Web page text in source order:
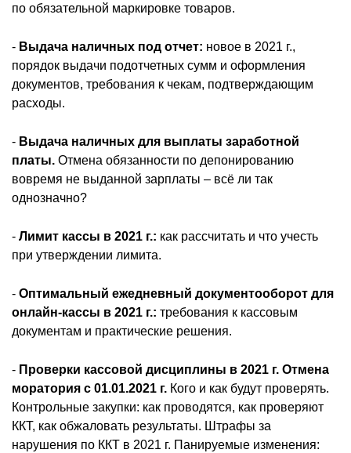
по обязательной маркировке товаров.
- Выдача наличных под отчет: новое в 2021 г.,
порядок выдачи подотчетных сумм и оформления
документов, требования к чекам, подтверждающим
расходы.
- Выдача наличных для выплаты заработной
платы. Отмена обязанности по депонированию
вовремя не выданной зарплаты – всё ли так
однозначно?
- Лимит кассы в 2021 г.: как рассчитать и что учесть
при утверждении лимита.
- Оптимальный ежедневный документооборот для
онлайн-кассы в 2021 г.: требования к кассовым
документам и практические решения.
- Проверки кассовой дисциплины в 2021 г. Отмена
моратория с 01.01.2021 г. Кого и как будут проверять.
Контрольные закупки: как проводятся, как проверяют
ККТ, как обжаловать результаты. Штрафы за
нарушения по ККТ в 2021 г. Панируемые изменения: